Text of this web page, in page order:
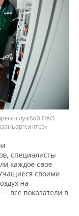
службой ПАО
специалисты
каждое свое
своими
на
все показатели в